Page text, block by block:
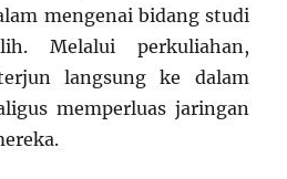
mengenai bidang studi
Melalui perkuliahan,
langsung ke dalam
memperluas jaringan